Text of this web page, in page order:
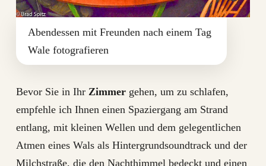
Abendessen mit Freunden nach einem Tag
Wale fotografieren
Bevor Sie in Ihr Zimmergehen, um zu schlafen,
empfehle ich Ihnen einen Spaziergang am Strand
entlang, mit kleinen Wellen und dem gelegentlichen
Atmen eines Wals als Hintergrundsoundtrack und der
Milchstraße, die den Nachthimmel bedeckt und einen